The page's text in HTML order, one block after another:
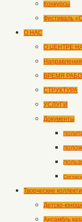
Конкурсы
Фестиваль
О НАС
О ЦЕНТРЕ
ВРЕМЯ
СТРУКТУРА
УСЛУГИ
Документы
Творческие
Детско-
Ансамбль